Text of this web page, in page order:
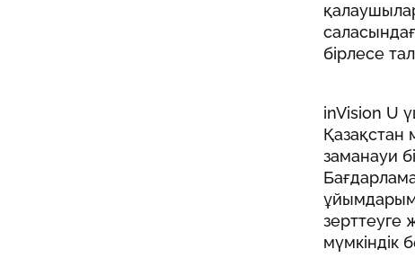
бірлесе
inVision U
Қазақстан
заманауи
зерттеуге
мүмкіндік